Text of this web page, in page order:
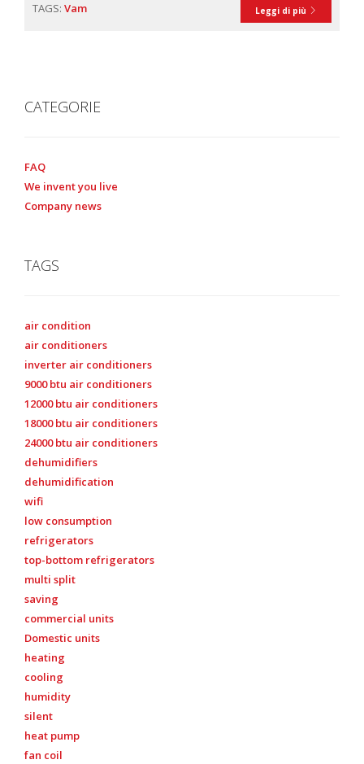
Leggi di più
TAGS: Vam
CATEGORIE
FAQ
We invent you live
Company news
TAGS
air condition
air conditioners
inverter air conditioners
9000 btu air conditioners
12000 btu air conditioners
18000 btu air conditioners
24000 btu air conditioners
dehumidifiers
dehumidification
wifi
low consumption
refrigerators
top-bottom refrigerators
multi split
saving
commercial units
Domestic units
heating
cooling
humidity
silent
heat pump
fan coil